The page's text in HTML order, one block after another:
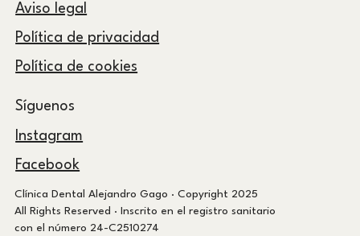
Síguenos
Instagram
Facebook
Política de privacidad
Aviso legal
Política de cookies
Clínica Dental Alejandro Gago · Copyright 2025
All Rights Reserved · Inscrito en el registro sanitario
con el número 24-C2510274